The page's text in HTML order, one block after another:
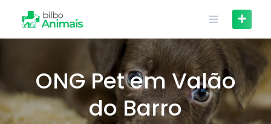
content
ONG Pet em Valão
do Barro